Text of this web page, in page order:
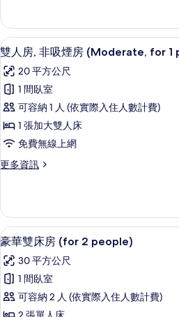
煙
房
(for
1
person)
的
所
有
相
雙
人
房,
吸
煙
房
(for
person)
的
詳
顯
示
雙
人
房,
非
煙
(Moderate,
for
1
person)
的
所
有
高
6
雙人房, 非吸煙房 (Moderate, for 1
20 平方公尺
1 間臥室
可容納 1 人 (依實際入住人數計費)
1 張加大雙人床
免費無線上網
更多資訊
更
房,
非
吸
房
(Moderate,
for
person)
顯
示
豪
華
雙
高
6
豪華雙床房 (for 2 people)
30 平方公尺
1 間臥室
可容納 2 人 (依實際入住人數計費)